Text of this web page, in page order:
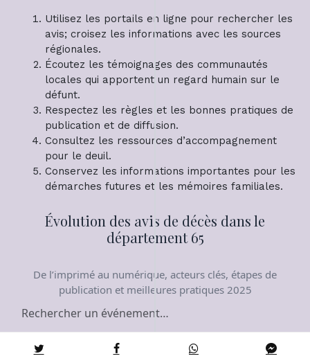
Utilisez les portails en ligne pour rechercher les
avis; croisez les informations avec les sources
régionales.
Écoutez les témoignages des communautés
locales qui apportent un regard humain sur le
défunt.
Respectez les règles et les bonnes pratiques de
publication et de diffusion.
Consultez les ressources d’accompagnement
pour le deuil.
Conservez les informations importantes pour les
démarches futures et les mémoires familiales.
Évolution des avis de décès dans le
département 65
De l’imprimé au numérique, acteurs clés, étapes de
publication et meilleures pratiques 2025